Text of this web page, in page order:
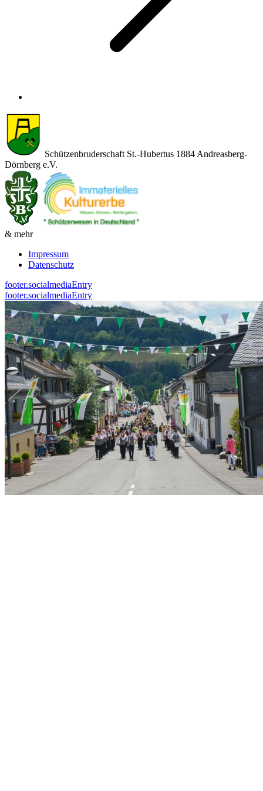
Schützenbruderschaft St.-Hubertus 1884 Andreasberg-
Dörnberg e.V.
& mehr
Impressum
Datenschutz
footer.socialmediaEntry
footer.socialmediaEntry